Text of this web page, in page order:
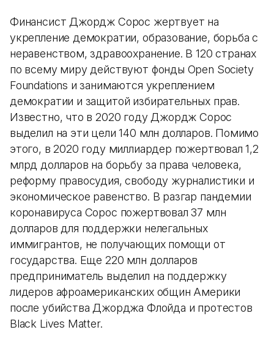
Финансист Джордж Сорос жертвует на
укрепление демократии, образование, борьба с
неравенством, здравоохранение. В 120 странах
по всему миру действуют фонды Open Society
Foundations и занимаются укреплением
демократии и защитой избирательных прав.
Известно, что в 2020 году Джордж Сорос
выделил на эти цели 140 млн долларов. Помимо
этого, в 2020 году миллиардер пожертвовал 1,2
млрд долларов на борьбу за права человека,
реформу правосудия, свободу журналистики и
экономическое равенство. В разгар пандемии
коронавируса Сорос пожертвовал 37 млн
долларов для поддержки нелегальных
иммигрантов, не получающих помощи от
государства. Еще 220 млн долларов
предприниматель выделил на поддержку
лидеров афроамериканских общин Америки
после убийства Джорджа Флойда и протестов
Black Lives Matter.